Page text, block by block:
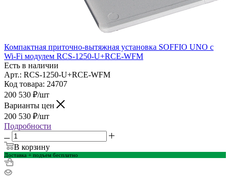
Компактная приточно-вытяжная установка SOFFIO UNO с
Wi-Fi модулем RCS-1250-U+RCE-WFM
Есть в наличии
Арт.: RCS-1250-U+RCE-WFM
Код товара: 24707
200 530 ₽/шт
Варианты цен
200 530 ₽/шт
Подробности
В корзину
Доставка + подъем бесплатно